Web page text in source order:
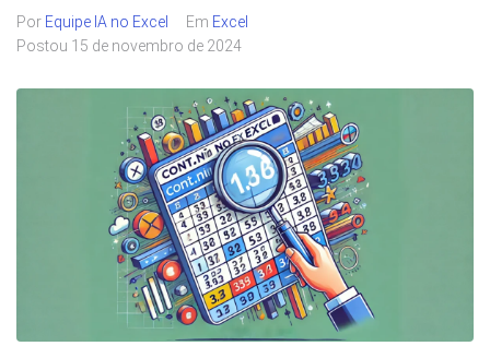
Por Equipe IA no Excel Em Excel
Postou 15 de novembro de 2024